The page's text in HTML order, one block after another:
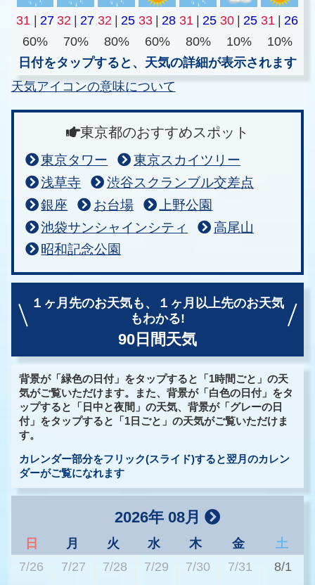
31 | 27 32 | 27 32 | 25 33 | 28 31 | 25 30 | 25 31 | 26
60%
70% 80% 60% 80% 10%
10%
日付をタップすると、天気の詳細が表示されます
天気アイコンの意味について
東京都のおすすめスポット
東京タワー
東京スカイツリー
浅草寺
渋谷スクランブル交差点
銀座
お台場
上野公園
池袋サンシャインシティ
高尾山
昭和記念公園
１ヶ月先のお天気も、
１ヶ月以上先のお天気
もわかる!
90日間天気
背景が「緑色の日付」をタップすると「1時間ごと」の天
気がご覧いただけます。また、背景が「白色の日付」をタ
ップすると「日中と夜間」の天気、背景が「グレーの日
付」をタップすると「1日ごと」の天気がご覧いただけま
す。
カレンダー部分をフリック(スライド)すると翌月のカレン
ダーがご覧になれます
2026年 08月
日 月 火 水 木 金
土
7/26
7/27 7/28 7/29 7/30 7/31 8/1